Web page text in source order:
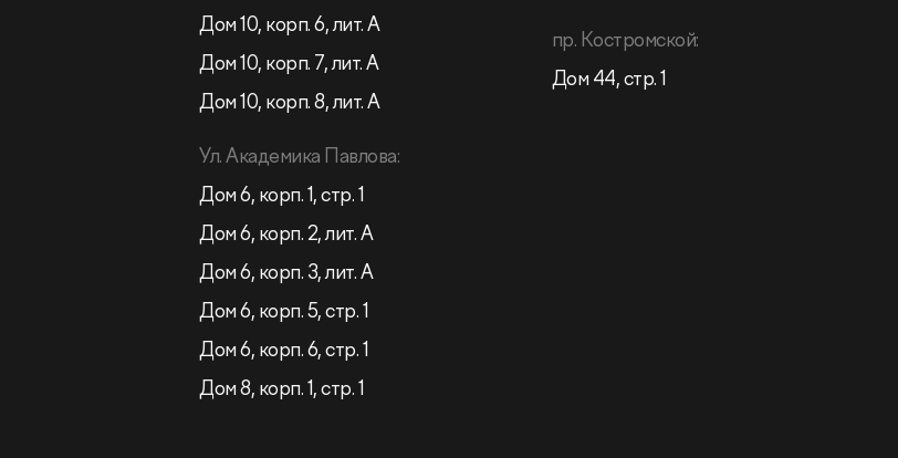
Дом 10, корп. 6, лит. А
Дом 10, корп. 7, лит. А
Дом 10, корп. 8, лит. А
Ул. Академика Павлова:
Дом 6, корп. 1, стр. 1
Дом 6, корп. 2, лит. А
Дом 6, корп. 3, лит. А
Дом 6, корп. 5, стр. 1
Дом 6, корп. 6, стр. 1
Дом 8, корп. 1, стр. 1
пр. Костромской:
Дом 44, стр. 1